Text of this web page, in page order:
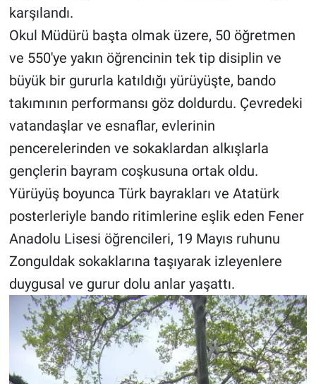
karşılandı.
Okul Müdürü başta olmak üzere, 50 öğretmen
ve 550'ye yakın öğrencinin tek tip disiplin ve
büyük bir gururla katıldığı yürüyüşte, bando
takımının performansı göz doldurdu. Çevredeki
vatandaşlar ve esnaflar, evlerinin
pencerelerinden ve sokaklardan alkışlarla
gençlerin bayram coşkusuna ortak oldu.
Yürüyüş boyunca Türk bayrakları ve Atatürk
posterleriyle bando ritimlerine eşlik eden Fener
Anadolu Lisesi öğrencileri, 19 Mayıs ruhunu
Zonguldak sokaklarına taşıyarak izleyenlere
duygusal ve gurur dolu anlar yaşattı.